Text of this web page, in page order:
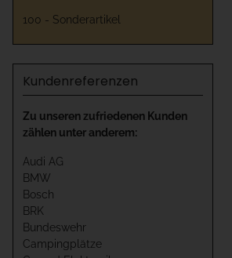
100 - Sonderartikel
Kundenreferenzen
Zu unseren zufriedenen Kunden
zählen unter anderem:
Audi AG
BMW
Bosch
BRK
Bundeswehr
Campingplätze